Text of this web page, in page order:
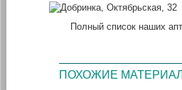
Полный список наших
ПОХОЖИЕ